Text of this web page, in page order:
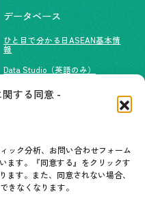
する同意 -
ック分析、お問い合わせフォーム
ます。『同意する』をクリックす
ます。また、同意されない場合、
きなくなります。
データベース
ひと目で分かる日ASEAN基本情
報
Data Studio（英語のみ）
お問い合わせ先一覧